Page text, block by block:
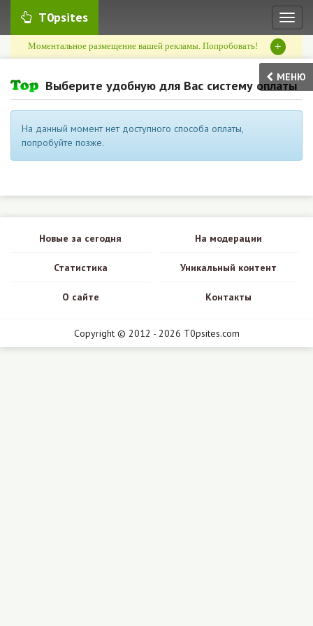
T0psites
Моментальное размещение вашей рекламы. Попробовать! +
МЕНЮ
Выберите удобную для Вас систему оплаты
На данный момент нет доступного способа оплаты,
попробуйте позже.
Новые за сегодня На модерации
Статистика Уникальный контент
О сайте Контакты
Copyright © 2012 - 2026 T0psites.com